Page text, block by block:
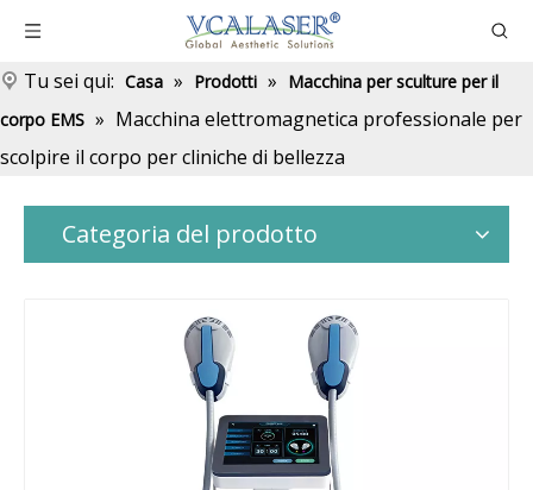
Tu sei qui: Casa » Prodotti » Macchina per sculture per il
corpo EMS » Macchina elettromagnetica professionale per
scolpire il corpo per cliniche di bellezza
Categoria del prodotto